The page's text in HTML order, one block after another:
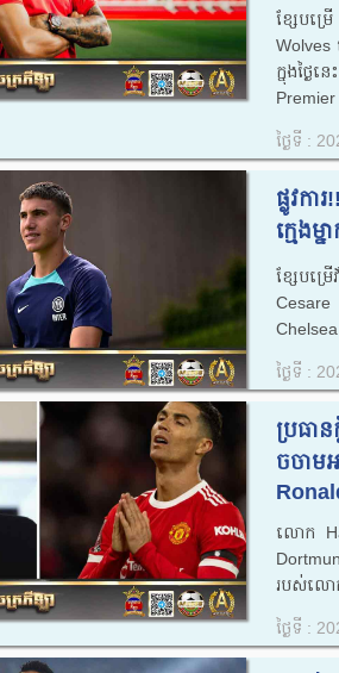
ខ្សែបម្រ
Wolves
ក្នុង​ថ្ងៃ​
ថ្ងៃទី :
ផ្លូវក
ក្មេង​ម្
ខ្សែបម្
ថ្ងៃទី :
ប្រធា
ចចាម
លោក​
របស់លោក
ថ្ងៃទី :